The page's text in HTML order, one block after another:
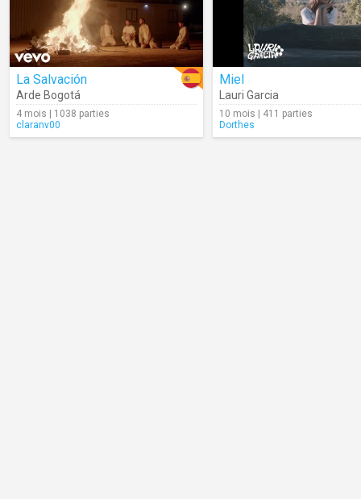
La Salvación
Arde Bogotá
4 mois | 1038 parties
claranv00
Miel
Lauri Garcia
10 mois | 411 parties
Dorthes